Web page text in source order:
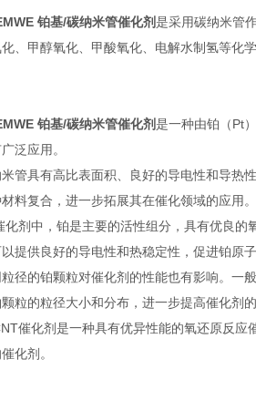
铂基/碳纳米管催化剂是采用碳纳米管
、甲醇氧化、甲酸氧化、电解水制氢等化
铂基/碳纳米管催化剂是一种由铂（Pt
泛应用。
具有高比表面积、良好的导电性和导热性
料复合，进一步拓展其在催化领域的应用。
中，铂是主要的活性组分，具有优良的
提供良好的导电性和热稳定性，促进铂原
的铂颗粒对催化剂的性能也有影响。一般
粒的粒径大小和分布，进一步提高催化剂
化剂是一种具有优异性能的氧还原反应
化剂。